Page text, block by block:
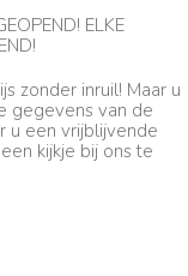
ELKE
zonder inruil! Maar u
gegevens van de
u een vrijblijvende
kijkje bij ons te